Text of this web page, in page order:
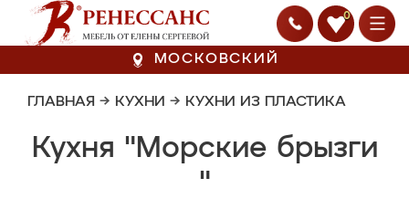
0
МОСКОВСКИЙ
ГЛАВНАЯ → КУХНИ → КУХНИ ИЗ ПЛАСТИКА
Кухня "Морские брызги
"